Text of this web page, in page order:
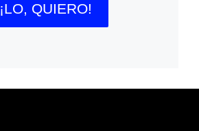
¡LO, QUIERO!